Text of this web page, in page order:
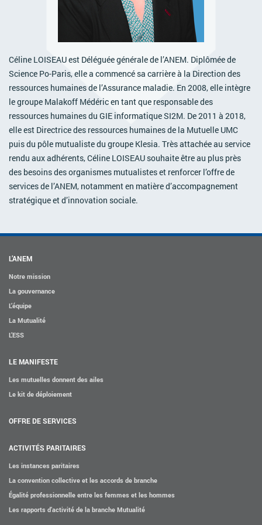
Égalité professionnelle entre les femmes et les hommes
Les rapports d’activité de la branche Mutualité
MÉTIERS
L’Observatoire des Métiers
Référentiel des métiers
Certifications professionnelles
Parcours d’intégration
Politique handicap
Céline LOISEAU est Déléguée générale de l’ANEM. Diplômée de
Science Po-Paris, elle a commencé sa carrière à la Direction des
ressources humaines de l’Assurance maladie. En 2008, elle intègre
le groupe Malakoff Médéric en tant que responsable des
ressources humaines du GIE informatique SI2M. De 2011 à 2018,
elle est Directrice des ressources humaines de la Mutuelle UMC
puis du pôle mutualiste du groupe Klesia. Très attachée au service
rendu aux adhérents, Céline LOISEAU souhaite être au plus près
des besoins des organismes mutualistes et renforcer l’offre de
services de l’ANEM, notamment en matière d’accompagnement
stratégique et d’innovation sociale.
L’ANEM
Notre mission
La gouvernance
L’équipe
La Mutualité
L’ESS
LE MANIFESTE
Les mutuelles donnent des ailes
Le kit de déploiement
OFFRE DE SERVICES
ACTIVITÉS PARITAIRES
Les instances paritaires
La convention collective et les accords de branche
Égalité professionnelle entre les femmes et les hommes
Les rapports d’activité de la branche Mutualité